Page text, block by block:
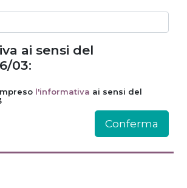
ai sensi del
03:
l'informativa ai sensi del